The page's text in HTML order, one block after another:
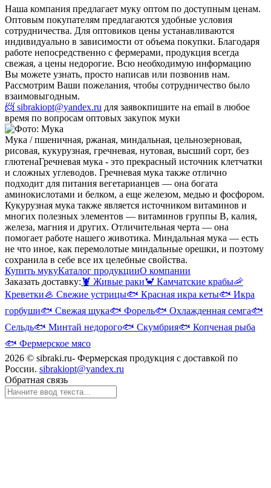
Наша компания предлагает муку оптом по доступным ценам.
Оптовым покупателям предлагаются удобные условия
сотрудничества. Для оптовиков цены устанавливаются
индивидуально в зависимости от объема покупки. Благодаря
работе непосредственно с фермерами, продукция всегда
свежая, а цены недорогие. Всю необходимую информацию
Вы можете узнать, просто написав или позвонив нам.
Рассмотрим Ваши пожелания, чтобы сотрудничество было
взаимовыгодным.
📨 sibrakiopt@yandex.ru для заявокпишите на email в любое
время по вопросам оптовых закупок муки
Мука / пшеничная, ржаная, миндальная, цельнозерновая,
рисовая, кукурузная, гречневая, нутовая, высший сорт, без
глютенаГречневая мука - это прекрасный источник клетчатки
и сложных углеводов. Гречневая мука также отлично
подходит для питания вегетарианцев — она богата
аминокислотами и белком, а еще железом, медью и фосфором.
Кукурузная мука также является источником витаминов и
многих полезных элементов — витаминов группы B, калия,
железа, магния и других. Отличительная черта — она
помогает работе нашего животика. Миндальная мука — есть
не что иное, как перемолотые миндальные орешки, и поэтому
сохранила в себе все их целебные свойства.
Купить мукуКаталог продукцииО компании
Заказать доставку: 🦞 Живые раки🦀 Камчатские крабы🦐
Креветки🦪 Свежие устрицы🐟 Красная икра кеты🐟 Икра
горбуши🐟 Свежая щука🐟 Форель🐟 Охлажденная семга🐟
Сельдь🐟 Минтай недорого🐟 Скумбрия🐟 Копченая рыба
🐟 Фермерское мясо
2026 © sibraki.ru- Фермерская продукция с доставкой по
России. sibrakiopt@yandex.ru
Обратная связь